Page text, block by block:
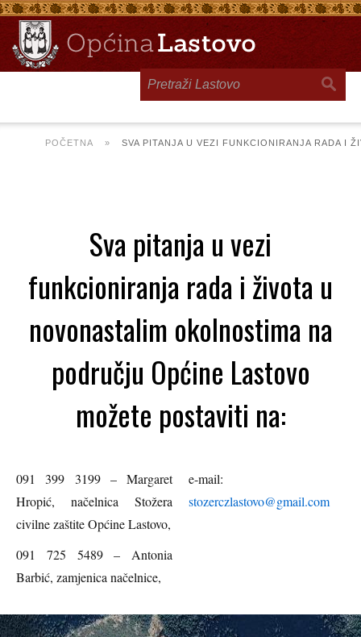
POČETNA » SVA PITANJA U VEZI FUNKCIONIRANJA RADA I
Sva pitanja u vezi
funkcioniranja rada i života u
novonastalim okolnostima na
području Općine Lastovo
možete postaviti na:
091 399 3199 – Margaret
Hropić, načelnica Stožera
civilne zaštite Općine Lastovo,
091 725 5489 – Antonia
Barbić, zamjenica načelnice,
e-mail:
stozerczlastovo@gmail.com